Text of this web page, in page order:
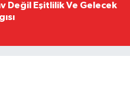
Değil Eşitlilik Ve Gelecek